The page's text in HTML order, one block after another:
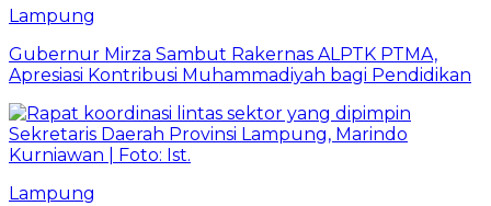
Lampung
Gubernur Mirza Sambut Rakernas ALPTK PTMA,
Apresiasi Kontribusi Muhammadiyah bagi Pendidikan
Lampung